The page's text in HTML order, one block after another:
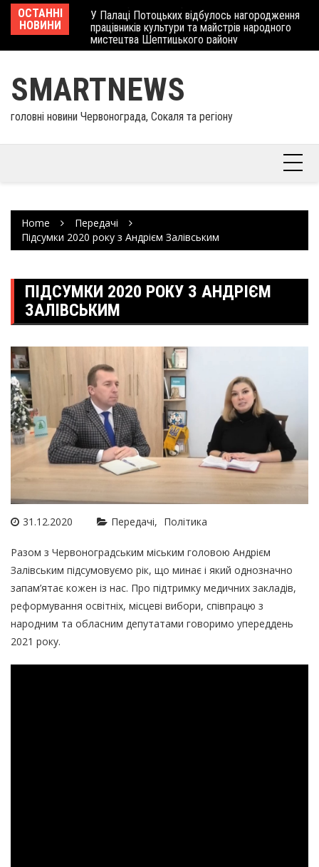
Skip
content
ОСТАННІ
НОВИНИ
У Палаці Потоцьких відбулось нагородження
працівників культури та майстрів народного
мистецтва Шептицького району
SMARTNEWS
головні новини Червонограда, Сокаля та регіону
Home
Передачі
Підсумки 2020 року з Андрієм Залівським
ПІДСУМКИ 2020 РОКУ З АНДРІЄМ
ЗАЛІВСЬКИМ
31.12.2020 Передачі Політика
Разом з Червоноградським міським головою Андрієм
Залівським підсумовуємо рік, що минає і який однозначно
запам’ятає кожен із нас. Про підтримку медичних закладів,
реформування освітніх, місцеві вибори, співпрацю з
народним та обласним депутатами говоримо упереддень
2021 року.